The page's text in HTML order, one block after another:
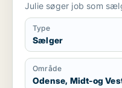
Julie søger job som
Type
Sælger
Område
Odense, Midt-og